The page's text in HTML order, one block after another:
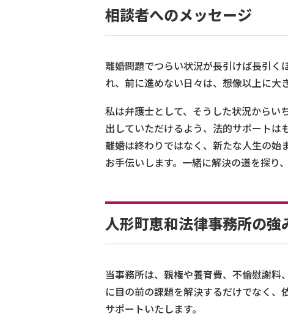
相談者へのメッセージ
離婚問題でつらい状況が長引けば長引く
れ、前に進めない日々は、想像以上に大
私は弁護士として、そうした状況からい
出していただけるよう、法的サポートは
離婚は終わりではなく、新たな人生の始
お手伝いします。一緒に解決の道を探り
人形町恵和法律事務所の強
当事務所は、親権や養育費、不倫慰謝料
に目の前の課題を解決するだけでなく
サポートいたします。